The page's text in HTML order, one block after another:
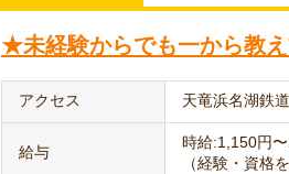
★未経験からでも一から教
アクセス 天竜浜名湖鉄
給与
時給:1,150円
（経験・資格